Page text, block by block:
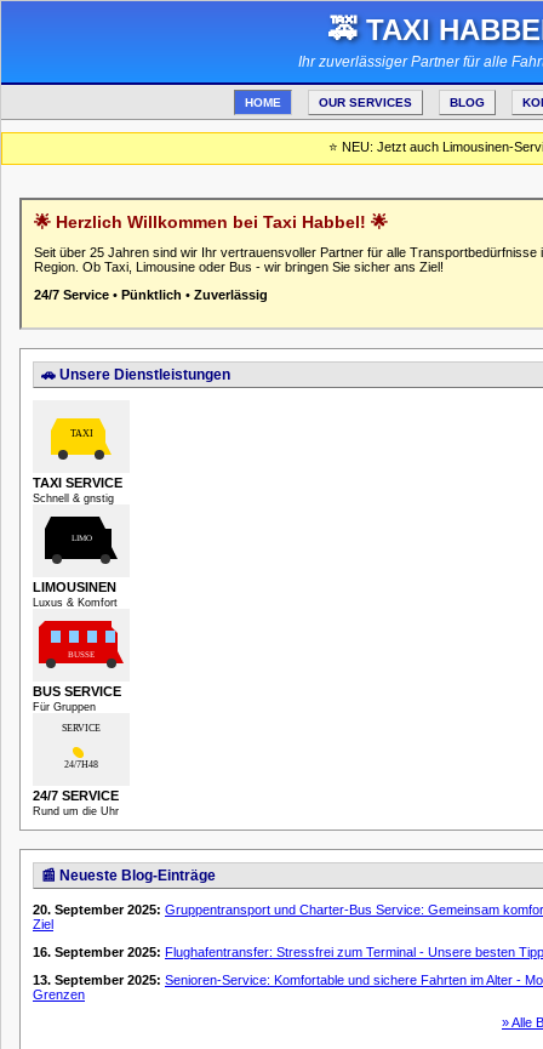
🚕 TAXI
Ihr zuverlässiger Partner für alle
HOME OUR SERVICES BLOG
⭐ NEU: Jetzt auch Limousinen-
🌟 Herzlich Willkommen bei Taxi Habbel! 🌟
Seit über 25 Jahren sind wir Ihr vertrauensvoller Partner für alle Transportbedürfnisse
Region. Ob Taxi, Limousine oder Bus - wir bringen Sie sicher ans Ziel!
24/7 Service • Pünktlich • Zuverlässig
🚗 Unsere Dienstleistungen
TAXI SERVICE
Schnell & gnstig
LIMOUSINEN
Luxus & Komfort
BUS SERVICE
Für Gruppen
24/7 SERVICE
Rund um die Uhr
📰 Neueste Blog-Einträge
20. September 2025: Gruppentransport und Charter-Bus Service: Gemeinsam
Ziel
16. September 2025: Flughafentransfer: Stressfrei zum Terminal - Unsere besten
13. September 2025: Senioren-Service: Komfortable und sichere Fahrten im Alter -
Grenzen
» Alle